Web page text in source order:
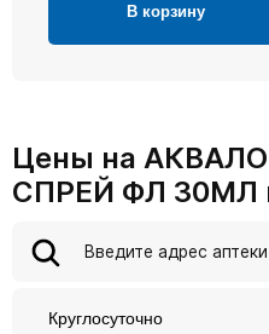
В корзину
Цены на
СПРЕЙ ФЛ 30МЛ
Круглосуточно